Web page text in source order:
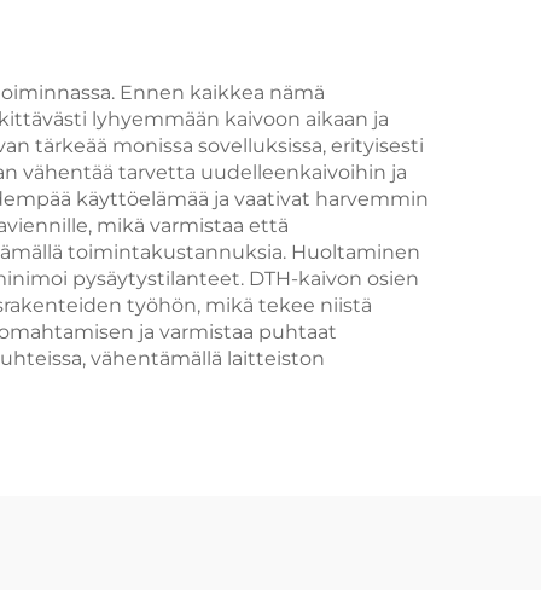
Ennen kaikkea nämä
lyhyemmään kaivoon aikaan ja
tärkeää monissa sovelluksissa, erityisesti
vähentää tarvetta uudelleenkaivoihin ja
käyttöelämää ja vaativat harvemmin
mikä varmistaa että
toimintakustannuksia. Huoltaminen
pysäytystilanteet. DTH-kaivon osien
työhön, mikä tekee niistä
ja varmistaa puhtaat
vähentämällä laitteiston